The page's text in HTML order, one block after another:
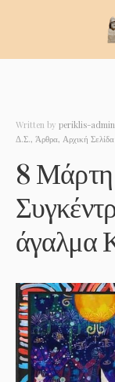
Written by periklis-admin
Δ.Σ., Άρθρα, Αρχική Σελίδα
8
άγαλμα